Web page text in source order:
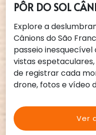
PÔR DO SOL
Explore a
Cânions do São
passeio
vistas
de registrar cada
drone, fotos e vídeo
Ver